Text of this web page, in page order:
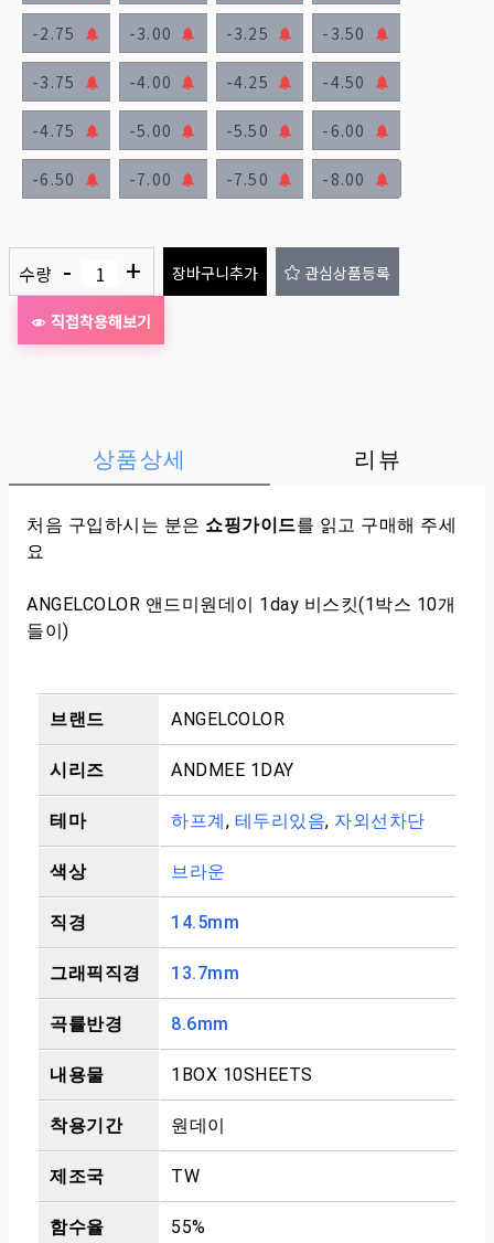
-2.75 -3.00 -3.25 -3.50
-3.75 -4.00 -4.25 -4.50
-4.75 -5.00 -5.50 -6.00
-6.50 -7.00 -7.50 -8.00
수량 - + 장바구니추가 관심상품등록
직접착용해보기
상품상세 리뷰
처음 구입하시는 분은 쇼핑가이드를 읽고 구매해 주세
요
ANGELCOLOR 앤드미원데이 1day 비스킷(1박스 10개
들이)
브랜드 ANGELCOLOR
시리즈 ANDMEE 1DAY
테마 하프계, 테두리있음, 자외선차단
색상 브라운
직경 14.5mm
그래픽직경 13.7mm
곡률반경 8.6mm
내용물 1BOX 10SHEETS
착용기간 원데이
제조국 TW
함수율 55%